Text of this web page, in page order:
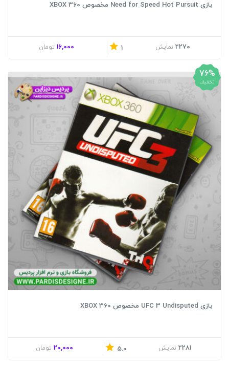
بازی Need for Speed Hot Pursuit مخصوص XBOX 360
2270 نمایش 1
16,000 تومان
76%
تخفیف
بازی UFC 3 Undisputed مخصوص XBOX 360
2281 نمایش 5.0
20,000 تومان